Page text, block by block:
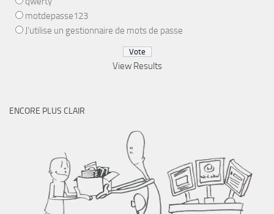
motdepasse123
J’utilise un gestionnaire de mots de passe
View Results
ENCORE PLUS CLAIR